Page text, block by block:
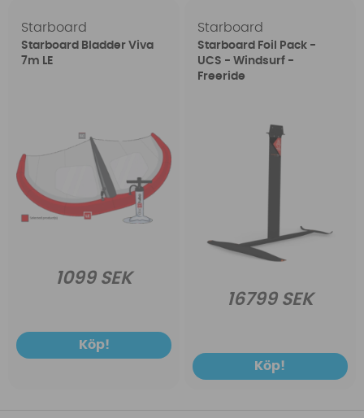
Starboard
Starboard Bladder Viva
7m LE
1099 SEK
Köp!
Starboard
Starboard Foil Pack -
UCS - Windsurf -
Freeride
16799 SEK
Köp!